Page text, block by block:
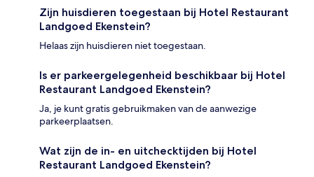
Zijn huisdieren toegestaan bij Hotel Restaurant
Landgoed Ekenstein?
Helaas zijn huisdieren niet toegestaan.
Is er parkeergelegenheid beschikbaar bij Hotel
Restaurant Landgoed Ekenstein?
Ja, je kunt gratis gebruikmaken van de aanwezige
parkeerplaatsen.
Wat zijn de in- en uitchecktijden bij Hotel
Restaurant Landgoed Ekenstein?